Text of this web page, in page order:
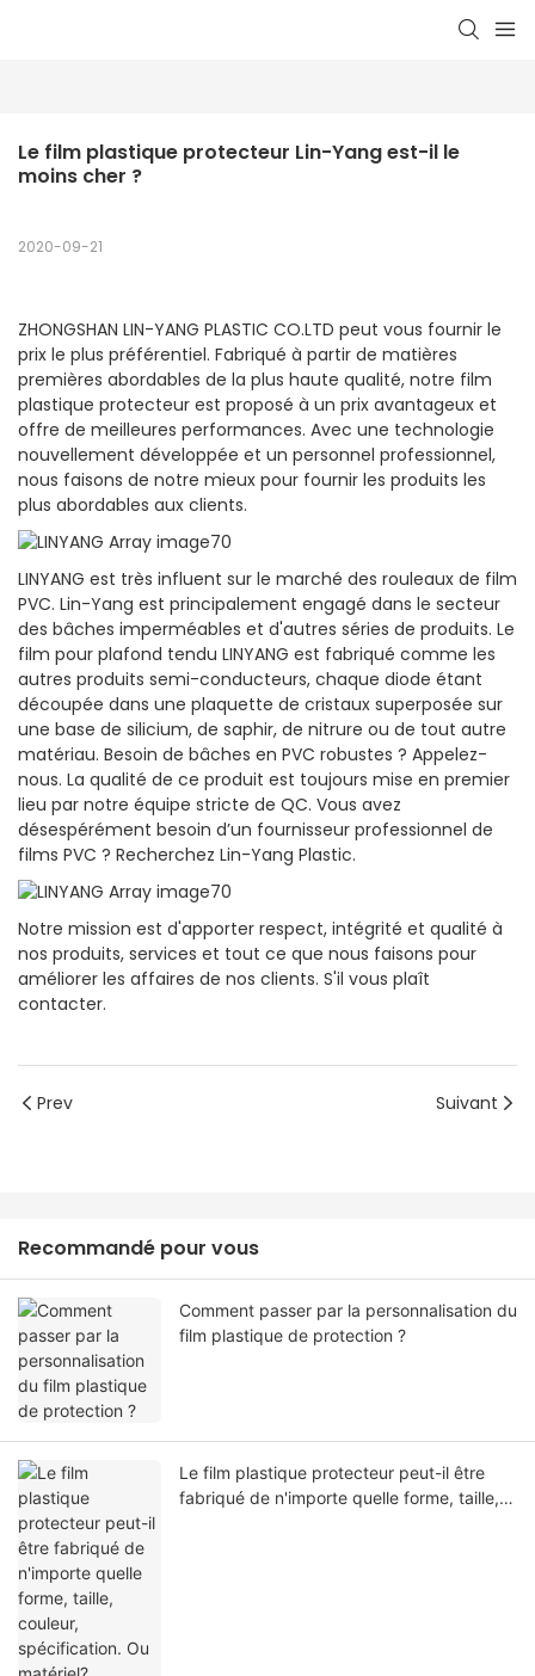
Le film plastique protecteur Lin-Yang est-il le
moins cher ?
2020-09-21
ZHONGSHAN LIN-YANG PLASTIC CO.LTD peut vous fournir le
prix le plus préférentiel. Fabriqué à partir de matières
premières abordables de la plus haute qualité, notre film
plastique protecteur est proposé à un prix avantageux et
offre de meilleures performances. Avec une technologie
nouvellement développée et un personnel professionnel,
nous faisons de notre mieux pour fournir les produits les
plus abordables aux clients.
LINYANG est très influent sur le marché des rouleaux de film
PVC. Lin-Yang est principalement engagé dans le secteur
des bâches imperméables et d'autres séries de produits. Le
film pour plafond tendu LINYANG est fabriqué comme les
autres produits semi-conducteurs, chaque diode étant
découpée dans une plaquette de cristaux superposée sur
une base de silicium, de saphir, de nitrure ou de tout autre
matériau. Besoin de bâches en PVC robustes ? Appelez-
nous. La qualité de ce produit est toujours mise en premier
lieu par notre équipe stricte de QC. Vous avez
désespérément besoin d’un fournisseur professionnel de
films PVC ? Recherchez Lin-Yang Plastic.
Notre mission est d'apporter respect, intégrité et qualité à
nos produits, services et tout ce que nous faisons pour
améliorer les affaires de nos clients. S'il vous plaît
contacter.
Prev Suivant
Recommandé pour vous
Comment passer par la personnalisation du
film plastique de protection ?
Le film plastique protecteur peut-il être
fabriqué de n'importe quelle forme, taille,